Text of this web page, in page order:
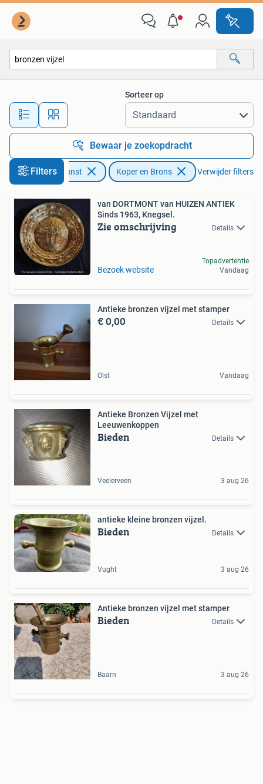
Alle afstanden…
Sorteer op
Bewaar je zoekopdracht
Filters
Antiek en Kunst Koper en Brons Verwijder filters
van DORTMONT van HUIZEN ANTIEK
Sinds 1963, Knegsel.
Zie omschrijving Details
Bezoek website
Topadvertentie
Vandaag
Antieke bronzen vijzel met stamper
€ 0,00 Details
Olst Vandaag
Antieke Bronzen Vijzel met
Leeuwenkoppen
Bieden Details
Veelerveen 3 aug 26
antieke kleine bronzen vijzel.
Bieden Details
Vught 3 aug 26
Antieke bronzen vijzel met stamper
Bieden Details
Baarn 3 aug 26